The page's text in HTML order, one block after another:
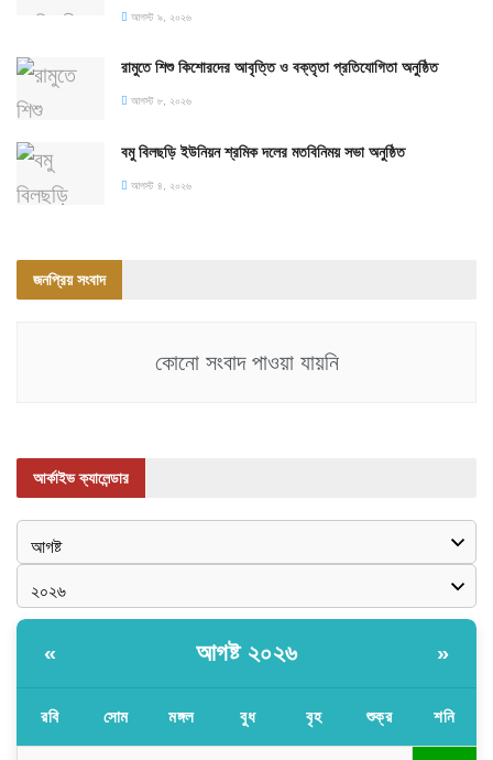
আগস্ট ৯, ২০২৬
রামুতে শিশু কিশোরদের আবৃত্তি ও বক্তৃতা প্রতিযোগিতা অনুষ্ঠিত
আগস্ট ৮, ২০২৬
বমু বিলছড়ি ইউনিয়ন শ্রমিক দলের মতবিনিময় সভা অনুষ্ঠিত
আগস্ট ৪, ২০২৬
জনপ্রিয় সংবাদ
কোনো সংবাদ পাওয়া যায়নি
আর্কাইভ ক্যালেন্ডার
« আগষ্ট ২০২৬ »
রবি সোম মঙ্গল বুধ বৃহ শুক্র শনি